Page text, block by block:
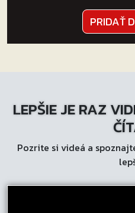
PRIDAŤ
LEPŠIE JE RAZ
Pozrite si videá a